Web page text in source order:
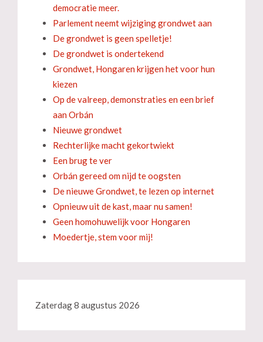
democratie meer.
Parlement neemt wijziging grondwet aan
De grondwet is geen spelletje!
De grondwet is ondertekend
Grondwet, Hongaren krijgen het voor hun
kiezen
Op de valreep, demonstraties en een brief
aan Orbán
Nieuwe grondwet
Rechterlijke macht gekortwiekt
Een brug te ver
Orbán gereed om nijd te oogsten
De nieuwe Grondwet, te lezen op internet
Opnieuw uit de kast, maar nu samen!
Geen homohuwelijk voor Hongaren
Moedertje, stem voor mij!
Zaterdag 8 augustus 2026